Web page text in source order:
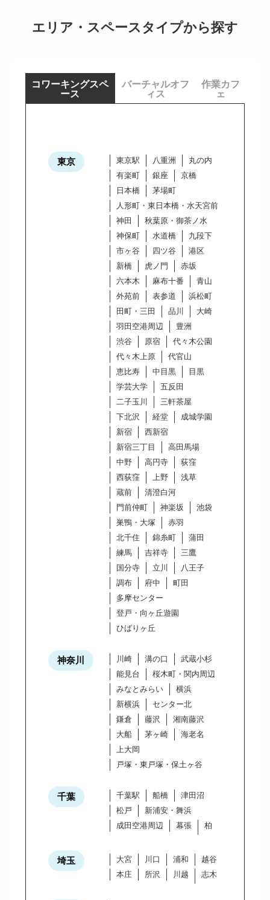
エリア・スペースタイプから探す
コワーキングスペ
ース
バーチャルオフ
ィス
作業カフ
ェ
東京 東京駅 八重洲
丸の内
有楽町
銀座
京橋
日本橋
茅場町
人形町・東日本橋・水天宮前
神田
秋葉原・御茶ノ水
神保町
水道橋
九段下
市ヶ谷
四ツ谷
港区
新橋
虎ノ門
赤坂
六本木
麻布十番
青山
外苑前
表参道
浜松町
田町・三田
品川
大崎
羽田空港周辺
豊洲
渋谷
原宿
代々木公園
代々木上原
代官山
恵比寿
中目黒
目黒
学芸大学
五反田
二子玉川
三軒茶屋
下北沢
経堂
成城学園
新宿
西新宿
新宿三丁目
高田馬場
中野
高円寺
荻窪
西荻窪
上野
浅草
蔵前
清澄白河
門前仲町
神楽坂
池袋
巣鴨・大塚
赤羽
北千住
錦糸町
蒲田
練馬
吉祥寺
三鷹
国分寺
立川
八王子
調布
府中
町田
多摩センター
登戸・向ヶ丘遊園
ひばりヶ丘
神奈川 川崎 溝の口
武蔵小杉
能見台
桜木町・関内周辺
みなとみらい
横浜
新横浜
センター北
鎌倉
藤沢
湘南藤沢
大船
茅ヶ崎
海老名
上大岡
戸塚・東戸塚・保土ヶ谷
千葉 千葉駅 船橋
津田沼
松戸
新浦安・舞浜
成田空港周辺
幕張 柏
埼玉 大宮 川口 浦和
越谷
本庄
所沢 川越 志木